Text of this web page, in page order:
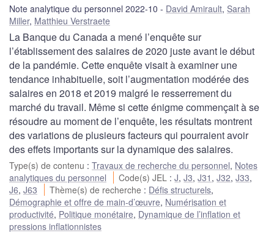
Note analytique du personnel 2022-10 David Amirault, Sarah
Miller, Matthieu Verstraete
La Banque du Canada a mené l’enquête sur
l’établissement des salaires de 2020 juste avant le début
de la pandémie. Cette enquête visait à examiner une
tendance inhabituelle, soit l’augmentation modérée des
salaires en 2018 et 2019 malgré le resserrement du
marché du travail. Même si cette énigme commençait à se
résoudre au moment de l’enquête, les résultats montrent
des variations de plusieurs facteurs qui pourraient avoir
des effets importants sur la dynamique des salaires.
Type(s) de contenu : Travaux de recherche du personnel, Notes
analytiques du personnel
Code(s) JEL :J,J3,J31 ,J32,J33,
J6, J63 Thème(s) de recherche : Défis structurels,
Démographie et offre de main-d’œuvre, Numérisation et
productivité, Politique monétaire, Dynamique de l’inflation et
pressions inflationnistes